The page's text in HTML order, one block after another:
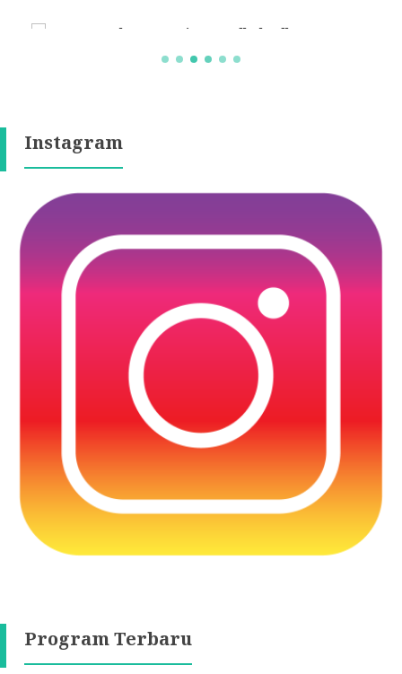
Instagram
Program Terbaru